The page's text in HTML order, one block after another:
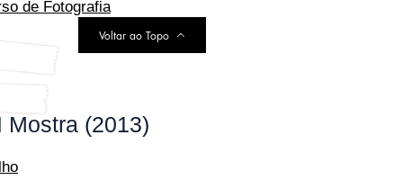
de Fotografia
Voltar ao Topo
Mostra (2013)